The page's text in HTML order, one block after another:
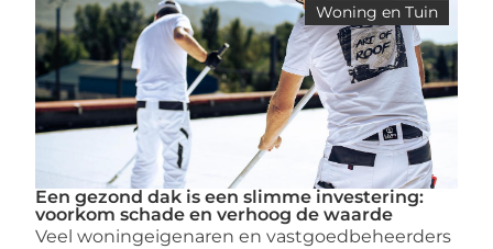
Woning en Tuin
Een gezond dak is een slimme investering:
voorkom schade en verhoog de waarde
Veel woningeigenaren en vastgoedbeheerders